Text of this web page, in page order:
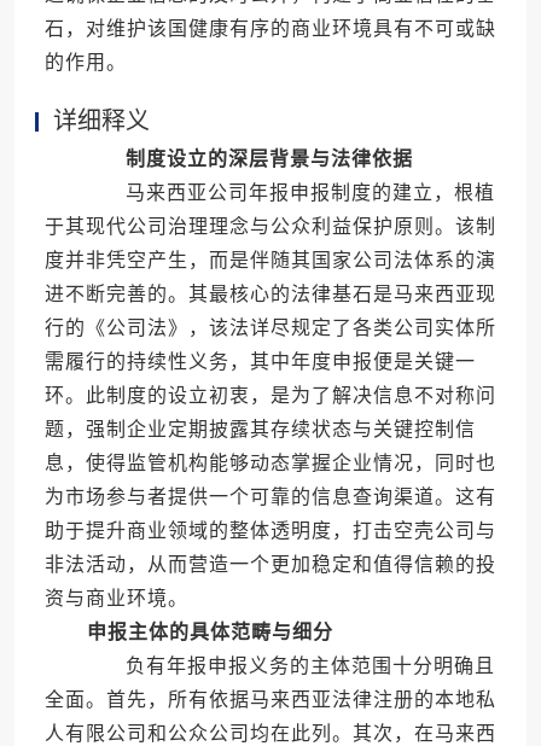
石，对维护该国健康有序的商业环境具有不可或缺
的作用。
详细释义
制度设立的深层背景与法律依据
马来西亚公司年报申报制度的建立，根植
于其现代公司治理理念与公众利益保护原则。该制
度并非凭空产生，而是伴随其国家公司法体系的演
进不断完善的。其最核心的法律基石是马来西亚现
行的《公司法》，该法详尽规定了各类公司实体所
需履行的持续性义务，其中年度申报便是关键一
环。此制度的设立初衷，是为了解决信息不对称问
题，强制企业定期披露其存续状态与关键控制信
息，使得监管机构能够动态掌握企业情况，同时也
为市场参与者提供一个可靠的信息查询渠道。这有
助于提升商业领域的整体透明度，打击空壳公司与
非法活动，从而营造一个更加稳定和值得信赖的投
资与商业环境。
申报主体的具体范畴与细分
负有年报申报义务的主体范围十分明确且
全面。首先，所有依据马来西亚法律注册的本地私
人有限公司和公众公司均在此列。其次，在马来西